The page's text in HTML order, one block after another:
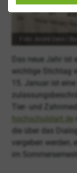
Das neue Jahr ist
wichtige Stichtag
15. Januar ist
Tier- und
hochschulstart.de
die über das
vergeben werden,
im